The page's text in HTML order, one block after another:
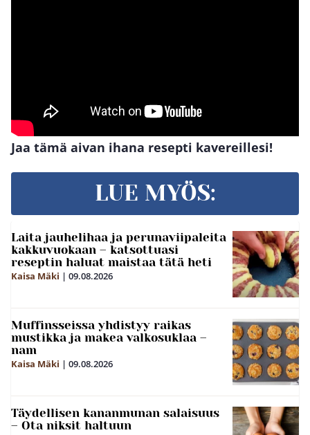
Jaa tämä aivan ihana resepti kavereillesi!
LUE MYÖS:
Laita jauhelihaa ja perunaviipaleita
kakkuvuokaan – katsottuasi
reseptin haluat maistaa tätä heti
Kaisa Mäki | 09.08.2026
Muffinsseissa yhdistyy raikas
mustikka ja makea valkosuklaa –
nam
Kaisa Mäki | 09.08.2026
Täydellisen kananmunan salaisuus
– Ota niksit haltuun